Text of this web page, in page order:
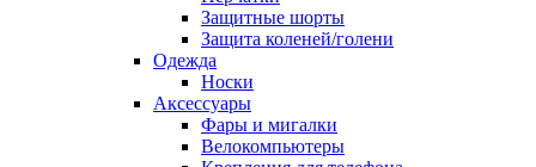
Защитные шорты
Защита коленей/голени
Одежда
Носки
Аксессуары
Фары и мигалки
Велокомпьютеры